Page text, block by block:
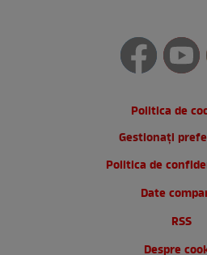
Politica de
Gestionați
Politica de
Date
RSS
Despre